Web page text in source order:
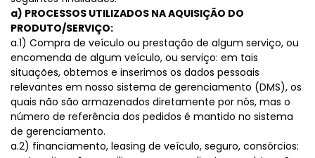
a) PROCESSOS UTILIZADOS NA AQUISIÇÃO DO
PRODUTO/SERVIÇO:
a.1) Compra de veículo ou prestação de algum serviço, ou
encomenda de algum veículo, ou serviço: em tais
situações, obtemos e inserimos os dados pessoais
relevantes em nosso sistema de gerenciamento (DMS), os
quais não são armazenados diretamente por nós, mas o
número de referência dos pedidos é mantido no sistema
de gerenciamento.
a.2) financiamento, leasing de veículo, seguro, consórcios: